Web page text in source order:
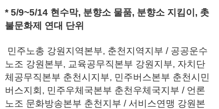
* 5/9~5/14 현수막, 분향소 물품, 분향소 지킴이, 촛
불문화제 연대 단위
민주노총 강원지역본부, 춘천지역지부 / 공공운수
노조 강원본부, 교육공무직본부 강원지부, 자치단
체공무직본부 춘천시지부, 민주버스본부 춘천시민
버스지회, 민주우체국본부 춘천우체국지부 / 언론
노조 문화방송본부 춘천지부 / 서비스연맹 강원본